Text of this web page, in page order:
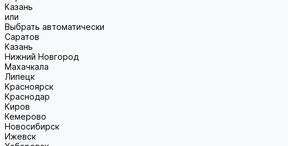
Казань
или
Выбрать автоматически
Саратов
Казань
Нижний Новгород
Махачкала
Липецк
Красноярск
Краснодар
Киров
Кемерово
Новосибирск
Ижевск